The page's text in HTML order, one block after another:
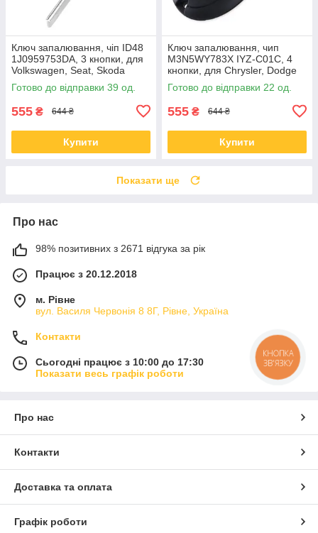
Ключ запалювання, чіп ID48
1J0959753DA, 3 кнопки, для
Volkswagen, Seat, Skoda
Готово до відправки 39 од.
555 ₴ 644 ₴
Купити
Ключ запалювання, чип
M3N5WY783X IYZ-C01C, 4
кнопки, для Chrysler, Dodge
Готово до відправки 22 од.
555 ₴ 644 ₴
Купити
Показати ще
Про нас
98% позитивних з 2671 відгука за рік
Працює з 20.12.2018
м. Рівне
вул. Василя Червонія 8 8Г, Рівне, Україна
Контакти
Сьогодні працює з 10:00 до 17:30
Показати весь графік роботи
Про нас
Контакти
Доставка та оплата
Графік роботи
КНОПКА
ЗВ'ЯЗКУ